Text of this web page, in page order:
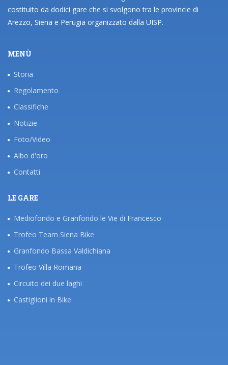
costituito da dodici gare che si svolgono tra le provincie di
Arezzo, Siena e Perugia organizzato dalla UISP.
MENÙ
Storia
Regolamento
Classifiche
Notizie
Foto/Video
Albo d'oro
Contatti
LE GARE
Mediofondo e Granfondo le Vie di Francesco
Trofeo Team Siena Bike
Granfondo Bassa Valdichiana
Trofeo Villa Romana
Circuito dei due laghi
Castiglioni in Bike